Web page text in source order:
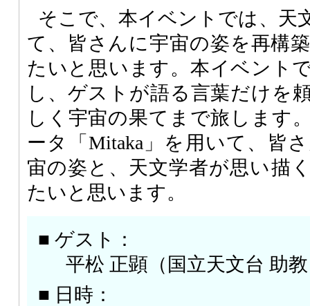
そこで、本イベントでは、天
て、皆さんに宇宙の姿を再構
たいと思います。本イベント
し、ゲストが語る言葉だけを
しく宇宙の果てまで旅します
ータ「Mitaka」を用いて、皆
宙の姿と、天文学者が思い描
たいと思います。
■ ゲスト：
平松 正顕（国立天文台 助
■ 日時：